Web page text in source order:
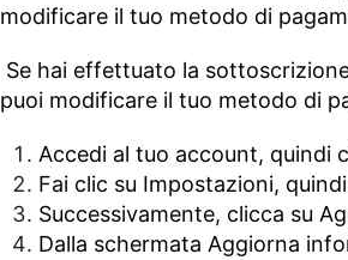
modificare il tuo metodo di
Se hai effettuato la
puoi modificare il tuo metodo di
Accedi al tuo account, quindi
Fai clic su Impostazioni,
Successivamente, clicca su
Dalla schermata Aggiorna